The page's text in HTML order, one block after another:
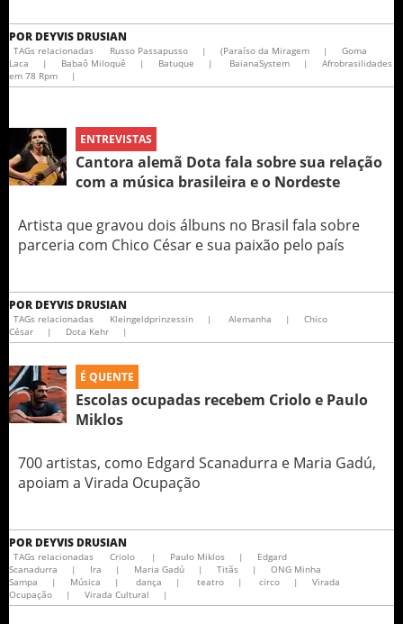
POR DEYVIS DRUSIAN
TAGs relacionadas Russo Passapusso | (Paraíso da Miragem |
Goma
Laca
| Babaô Miloquê | Batuque | BaianaSystem |
Afrobrasilidades
em 78 Rpm
|
ENTREVISTAS
Cantora alemã Dota fala sobre sua relação
com a música brasileira e o Nordeste
Artista que gravou dois álbuns no Brasil fala sobre
parceria com Chico César e sua paixão pelo país
POR DEYVIS DRUSIAN
TAGs relacionadas Kleingeldprinzessin | Alemanha |
Chico
César
| Dota Kehr |
É QUENTE
Escolas ocupadas recebem Criolo e Paulo
Miklos
700 artistas, como Edgard Scanadurra e Maria Gadú,
apoiam a Virada Ocupação
POR DEYVIS DRUSIAN
TAGs relacionadas Criolo | Paulo Miklos |
Edgard
Scanadurra
| Ira | Maria Gadú | Titãs |
ONG Minha
Sampa
| Música | dança | teatro | circo |
Virada
Ocupação
| Virada Cultural |